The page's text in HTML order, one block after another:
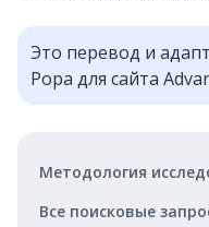
Это перевод и
Popa для сайта
Методология
Все поисковые